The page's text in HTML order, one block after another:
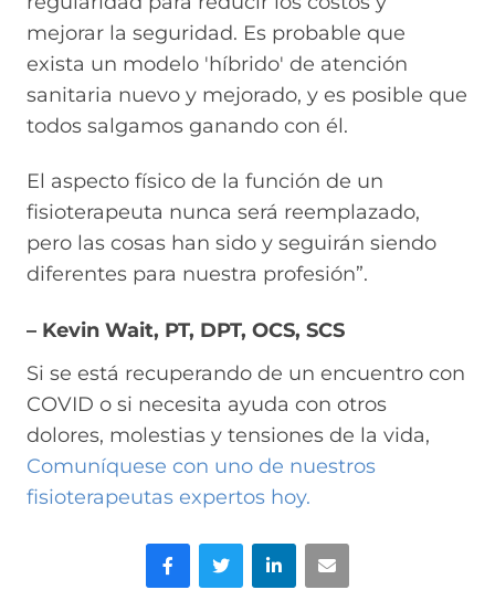
mejorar la seguridad. Es probable que
exista un modelo 'híbrido' de atención
sanitaria nuevo y mejorado, y es posible que
todos salgamos ganando con él.
El aspecto físico de la función de un
fisioterapeuta nunca será reemplazado,
pero las cosas han sido y seguirán siendo
diferentes para nuestra profesión”.
– Kevin Wait, PT, DPT, OCS, SCS
Si se está recuperando de un encuentro con
COVID o si necesita ayuda con otros
dolores, molestias y tensiones de la vida,
Comuníquese con uno de nuestros
fisioterapeutas expertos hoy.
Facebook
Gorjeo LinkedInCorreo electrónico